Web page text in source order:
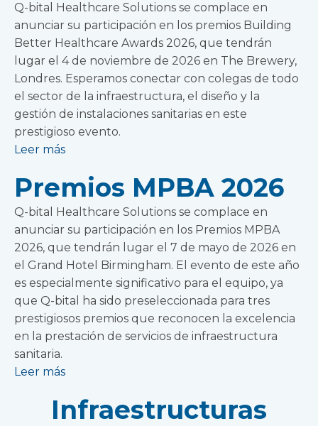
Q-bital Healthcare Solutions se complace en
anunciar su participación en los premios Building
Better Healthcare Awards 2026, que tendrán
lugar el 4 de noviembre de 2026 en The Brewery,
Londres. Esperamos conectar con colegas de todo
el sector de la infraestructura, el diseño y la
gestión de instalaciones sanitarias en este
prestigioso evento.
Leer más
Premios MPBA 2026
Q-bital Healthcare Solutions se complace en
anunciar su participación en los Premios MPBA
2026, que tendrán lugar el 7 de mayo de 2026 en
el Grand Hotel Birmingham. El evento de este año
es especialmente significativo para el equipo, ya
que Q-bital ha sido preseleccionada para tres
prestigiosos premios que reconocen la excelencia
en la prestación de servicios de infraestructura
sanitaria.
Leer más
Infraestructuras